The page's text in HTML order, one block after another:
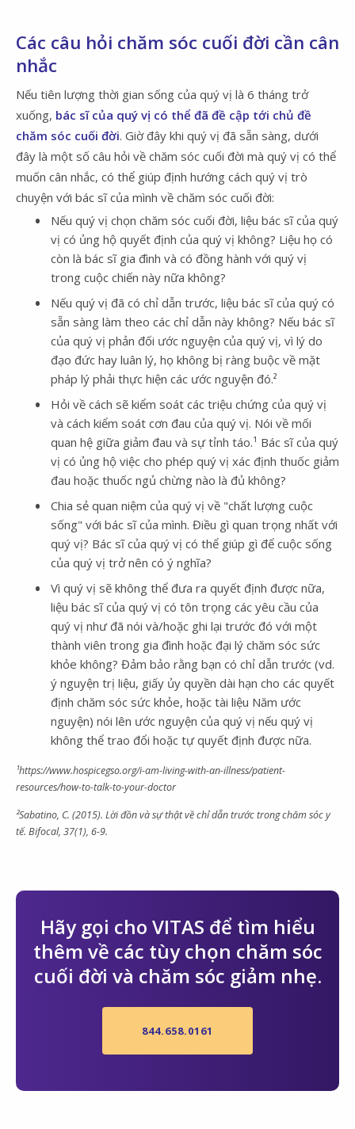
Các câu hỏi chăm sóc cuối đời cần cân
nhắc
Nếu tiên lượng thời gian sống của quý vị là 6 tháng trở
xuống, bác sĩ của quý vị có thể đã đề cập tới chủ đề
chăm sóc cuối đời. Giờ đây khi quý vị đã sẵn sàng, dưới
đây là một số câu hỏi về chăm sóc cuối đời mà quý vị có thể
muốn cân nhắc, có thể giúp định hướng cách quý vị trò
chuyện với bác sĩ của mình về chăm sóc cuối đời:
Nếu quý vị chọn chăm sóc cuối đời, liệu bác sĩ của quý
vị có ủng hộ quyết định của quý vị không? Liệu họ có
còn là bác sĩ gia đình và có đồng hành với quý vị
trong cuộc chiến này nữa không?
Nếu quý vị đã có chỉ dẫn trước, liệu bác sĩ của quý có
sẵn sàng làm theo các chỉ dẫn này không? Nếu bác sĩ
của quý vị phản đối ước nguyện của quý vị, vì lý do
đạo đức hay luân lý, họ không bị ràng buộc về mặt
pháp lý phải thực hiện các ước nguyện đó.²
Hỏi về cách sẽ kiểm soát các triệu chứng của quý vị
và cách kiểm soát cơn đau của quý vị. Nói về mối
quan hệ giữa giảm đau và sự tỉnh táo.¹ Bác sĩ của quý
vị có ủng hộ việc cho phép quý vị xác định thuốc giảm
đau hoặc thuốc ngủ chừng nào là đủ không?
Chia sẻ quan niệm của quý vị về "chất lượng cuộc
sống" với bác sĩ của mình. Điều gì quan trọng nhất với
quý vị? Bác sĩ của quý vị có thể giúp gì để cuộc sống
của quý vị trở nên có ý nghĩa?
Vì quý vị sẽ không thể đưa ra quyết định được nữa,
liệu bác sĩ của quý vị có tôn trọng các yêu cầu của
quý vị như đã nói và/hoặc ghi lại trước đó với một
thành viên trong gia đình hoặc đại lý chăm sóc sức
khỏe không? Đảm bảo rằng bạn có chỉ dẫn trước (vd.
ý nguyện trị liệu, giấy ủy quyền dài hạn cho các quyết
định chăm sóc sức khỏe, hoặc tài liệu Năm ước
nguyện) nói lên ước nguyện của quý vị nếu quý vị
không thể trao đổi hoặc tự quyết định được nữa.
¹https://www.hospicegso.org/i-am-living-with-an-illness/patient-
resources/how-to-talk-to-your-doctor
²Sabatino, C. (2015). Lời đồn và sự thật về chỉ dẫn trước trong chăm sóc y
tế. Bifocal, 37(1), 6-9.
Hãy gọi cho VITAS để tìm hiểu
thêm về các tùy chọn chăm sóc
cuối đời và chăm sóc giảm nhẹ.
844.658.0161